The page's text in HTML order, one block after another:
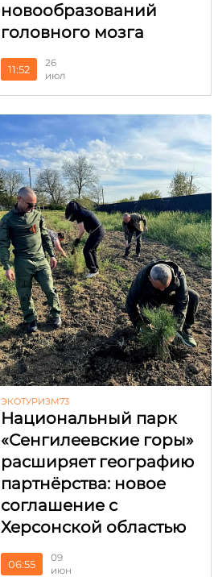
новообразований
головного мозга
11:52
26
июл
ЭКОТУРИЗМ73
Национальный парк
«Сенгилеевские горы»
расширяет географию
партнёрства: новое
соглашение с
Херсонской областью
06:55
09
июн